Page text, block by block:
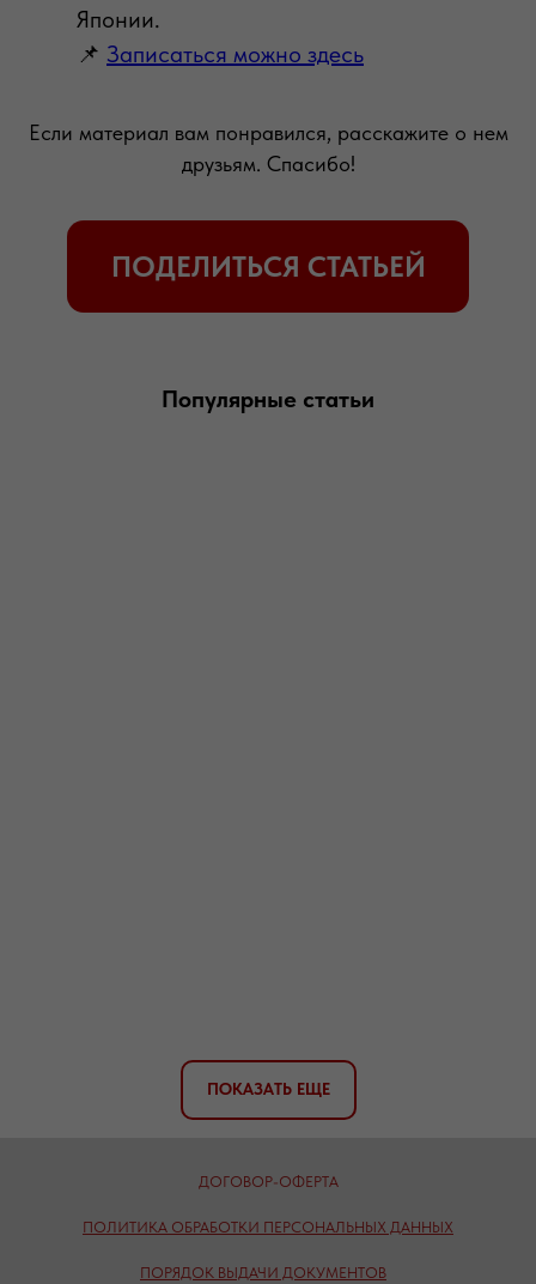
Японии.
📌 Записаться можно здесь
Если материал вам понравился, расскажите о нем
друзьям. Спасибо!
Популярные статьи
ПОКАЗАТЬ ЕЩЕ
ДОГОВОР-ОФЕРТА
ПОЛИТИКА ОБРАБОТКИ ПЕРСОНАЛЬНЫХ ДАННЫХ
ПОРЯДОК ВЫДАЧИ ДОКУМЕНТОВ